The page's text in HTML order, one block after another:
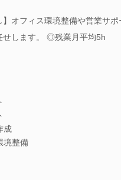
】オフィス環境整備や営業サ
せします。 ◎残業月平均5h
成
境整備